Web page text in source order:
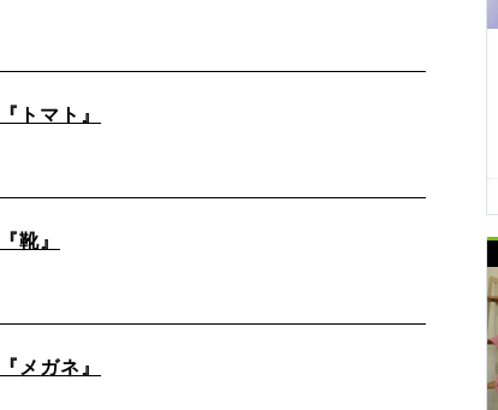
『トマト』
『靴』
『メガネ』